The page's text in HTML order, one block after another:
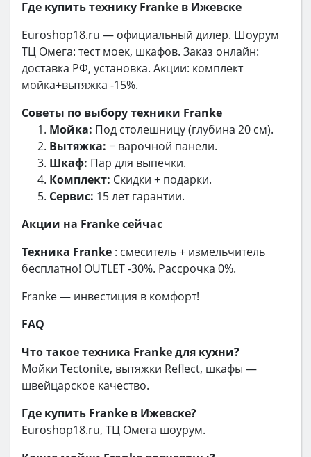
Где купить технику Franke в Ижевске
Euroshop18.ru — официальный дилер. Шоурум
ТЦ Омега: тест моек, шкафов. Заказ онлайн:
доставка РФ, установка. Акции: комплект
мойка+вытяжка -15%.
Советы по выбору техники Franke
Мойка: Под столешницу (глубина 20 см).
Вытяжка: = варочной панели.
Шкаф: Пар для выпечки.
Комплект: Скидки + подарки.
Сервис: 15 лет гарантии.
Акции на Franke сейчас
Техника Franke : смеситель + измельчитель
бесплатно! OUTLET -30%. Рассрочка 0%.
Franke — инвестиция в комфорт!
FAQ
Что такое техника Franke для кухни?
Мойки Tectonite, вытяжки Reflect, шкафы —
швейцарское качество.
Где купить Franke в Ижевске?
Euroshop18.ru, ТЦ Омега шоурум.